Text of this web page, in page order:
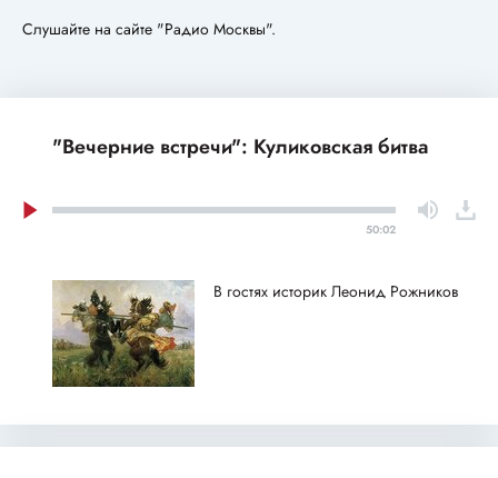
Слушайте на сайте "Радио Москвы".
"Вечерние встречи": Куликовская битва
50:02
В гостях историк Леонид Рожников